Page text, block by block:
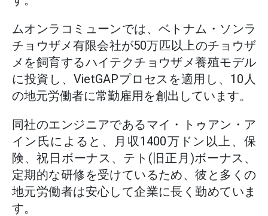
ムオンラコミューンでは、ベトナム・ソンラ
チョウザメ有限会社が50万匹以上のチョウザ
メを飼育するハイテクチョウザメ養殖モデル
に投資し、VietGAPプロセスを適用し、10人
の地元労働者に常勤雇用を創出しています。
同社のエンジニアであるマイ・トゥアン・ア
イン氏によると、月収1400万ドン以上、保
険、祝日ボーナス、テト(旧正月)ボーナス、
定期的な研修を受けているため、彼と多くの
地元労働者は安心して企業に長く勤めていま
す。